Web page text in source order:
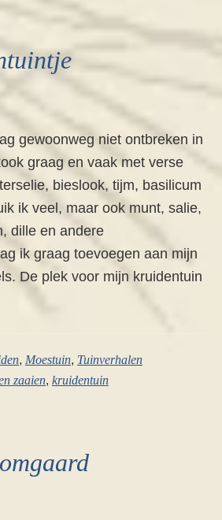
gewoonweg niet ontbreken in
graag en vaak met verse
bieslook, tijm, basilicum
ik veel, maar ook munt, salie,
dille en andere
ik graag toevoegen aan mijn
De plek voor mijn kruidentuin
, Moestuin, Tuinverhalen
zaaien, kruidentuin